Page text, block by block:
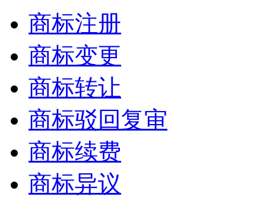
商标注册
商标变更
商标转让
商标驳回复审
商标续费
商标异议